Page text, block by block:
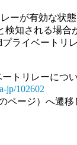
ーが有効な状
知される場合
ライベートリ
ートリレーにつ
jp/102602
ページ）へ遷移